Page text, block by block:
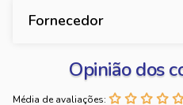
Fornecedor
Opinião dos
Média de avaliações: